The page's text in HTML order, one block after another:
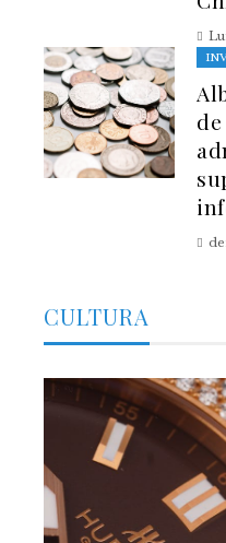
CULTURA